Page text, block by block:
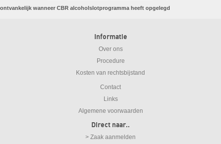
ontvankelijk wanneer CBR alcoholslotprogramma heeft opgelegd
Informatie
Over ons
Procedure
Kosten van rechtsbijstand
Contact
Links
Algemene voorwaarden
Direct naar..
> Zaak aanmelden